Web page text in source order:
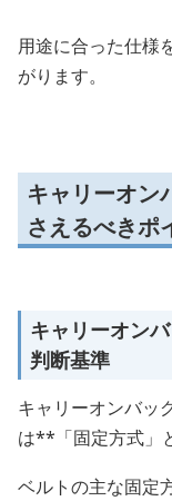
用途に合った仕様
がります。
キャリーオン
さえるべきポ
キャリーオン
判断基準
キャリーオンバッ
は**「固定方式」
ベルトの主な固定